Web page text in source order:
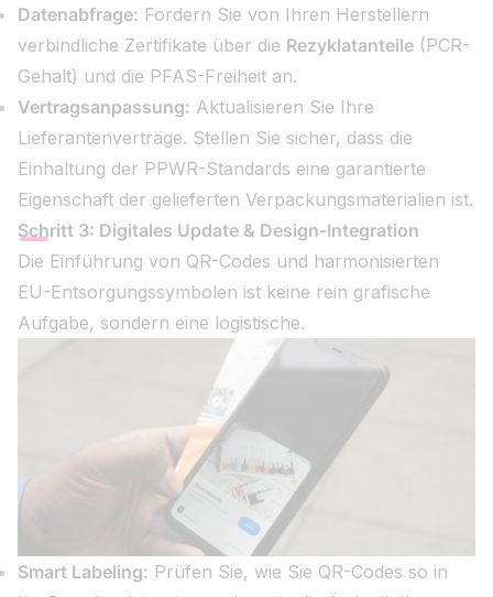
Datenabfrage: Fordern Sie von Ihren Herstellern
verbindliche Zertifikate über die Rezyklatanteile (PCR-
Gehalt) und die PFAS-Freiheit an.
Vertragsanpassung: Aktualisieren Sie Ihre
Lieferantenverträge. Stellen Sie sicher, dass die
Einhaltung der PPWR-Standards eine garantierte
Eigenschaft der gelieferten Verpackungsmaterialien ist.
Schritt 3: Digitales Update & Design-Integration
Die Einführung von QR-Codes und harmonisierten
EU-Entsorgungssymbolen ist keine rein grafische
Aufgabe, sondern eine logistische.
Smart Labeling: Prüfen Sie, wie Sie QR-Codes so in